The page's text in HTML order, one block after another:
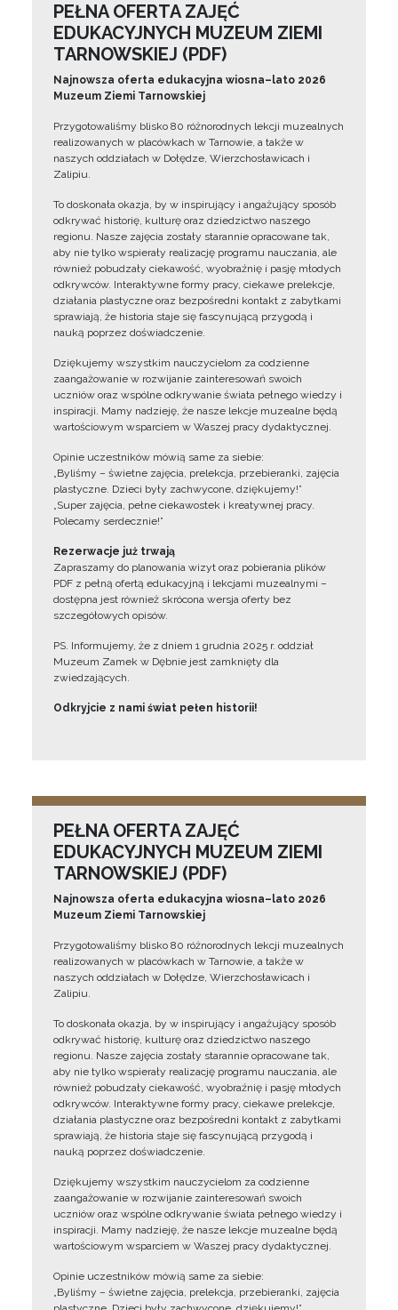
PEŁNA OFERTA ZAJĘĆ
EDUKACYJNYCH MUZEUM ZIEMI
TARNOWSKIEJ (PDF)
Najnowsza oferta edukacyjna wiosna–lato 2026
Muzeum Ziemi Tarnowskiej
Przygotowaliśmy blisko 80 różnorodnych lekcji muzealnych
realizowanych w placówkach w Tarnowie, a także w
naszych oddziałach w Dołędze, Wierzchosławicach i
Zalipiu.
To doskonała okazja, by w inspirujący i angażujący sposób
odkrywać historię, kulturę oraz dziedzictwo naszego
regionu. Nasze zajęcia zostały starannie opracowane tak,
aby nie tylko wspierały realizację programu nauczania, ale
również pobudzały ciekawość, wyobraźnię i pasję młodych
odkrywców. Interaktywne formy pracy, ciekawe prelekcje,
działania plastyczne oraz bezpośredni kontakt z zabytkami
sprawiają, że historia staje się fascynującą przygodą i
nauką poprzez doświadczenie.
Dziękujemy wszystkim nauczycielom za codzienne
zaangażowanie w rozwijanie zainteresowań swoich
uczniów oraz wspólne odkrywanie świata pełnego wiedzy i
inspiracji. Mamy nadzieję, że nasze lekcje muzealne będą
wartościowym wsparciem w Waszej pracy dydaktycznej.
Opinie uczestników mówią same za siebie:
„Byliśmy – świetne zajęcia, prelekcja, przebieranki, zajęcia
plastyczne. Dzieci były zachwycone, dziękujemy!”
„Super zajęcia, pełne ciekawostek i kreatywnej pracy.
Polecamy serdecznie!”
Rezerwacje już trwają
Zapraszamy do planowania wizyt oraz pobierania plików
PDF z pełną ofertą edukacyjną i lekcjami muzealnymi –
dostępna jest również skrócona wersja oferty bez
szczegółowych opisów.
PS. Informujemy, że z dniem 1 grudnia 2025 r. oddział
Muzeum Zamek w Dębnie jest zamknięty dla
zwiedzających.
Odkryjcie z nami świat pełen historii!
PEŁNA OFERTA ZAJĘĆ
EDUKACYJNYCH MUZEUM ZIEMI
TARNOWSKIEJ (PDF)
Najnowsza oferta edukacyjna wiosna–lato 2026
Muzeum Ziemi Tarnowskiej
Przygotowaliśmy blisko 80 różnorodnych lekcji muzealnych
realizowanych w placówkach w Tarnowie, a także w
naszych oddziałach w Dołędze, Wierzchosławicach i
Zalipiu.
To doskonała okazja, by w inspirujący i angażujący sposób
odkrywać historię, kulturę oraz dziedzictwo naszego
regionu. Nasze zajęcia zostały starannie opracowane tak,
aby nie tylko wspierały realizację programu nauczania, ale
również pobudzały ciekawość, wyobraźnię i pasję młodych
odkrywców. Interaktywne formy pracy, ciekawe prelekcje,
działania plastyczne oraz bezpośredni kontakt z zabytkami
sprawiają, że historia staje się fascynującą przygodą i
nauką poprzez doświadczenie.
Dziękujemy wszystkim nauczycielom za codzienne
zaangażowanie w rozwijanie zainteresowań swoich
uczniów oraz wspólne odkrywanie świata pełnego wiedzy i
inspiracji. Mamy nadzieję, że nasze lekcje muzealne będą
wartościowym wsparciem w Waszej pracy dydaktycznej.
Opinie uczestników mówią same za siebie:
„Byliśmy – świetne zajęcia, prelekcja, przebieranki, zajęcia